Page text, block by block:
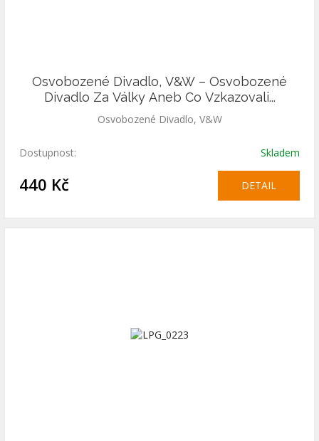
Osvobozené Divadlo, V&W – Osvobozené
Divadlo Za Války Aneb Co Vzkazovali...
Osvobozené Divadlo, V&W
Dostupnost: Skladem
440 Kč DETAIL